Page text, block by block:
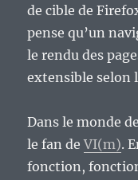
de cible de
pense qu’un
le rendu des
extensible selon
Dans le monde
le fan deVI(m).
fonction,